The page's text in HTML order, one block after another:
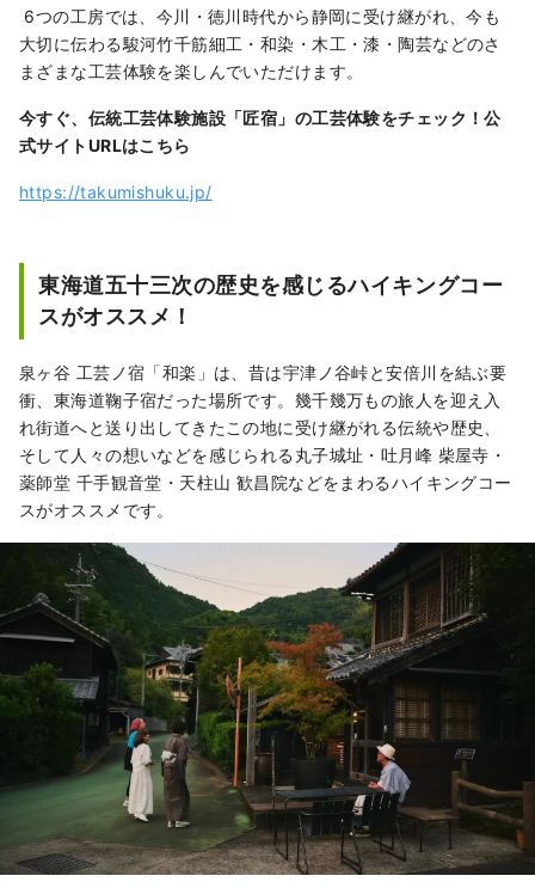
6つの工房では、今川・徳川時代から静岡に受け継がれ、今も
大切に伝わる駿河竹千筋細工・和染・木工・漆・陶芸などのさ
まざまな工芸体験を楽しんでいただけます。
今すぐ、伝統工芸体験施設「匠宿」の工芸体験をチェック！公
式サイトURLはこちら
https://takumishuku.jp/
東海道五十三次の歴史を感じるハイキングコー
スがオススメ！
泉ヶ谷 工芸ノ宿「和楽」は、昔は宇津ノ谷峠と安倍川を結ぶ要
衝、東海道鞠子宿だった場所です。幾千幾万もの旅人を迎え入
れ街道へと送り出してきたこの地に受け継がれる伝統や歴史、
そして人々の想いなどを感じられる丸子城址・吐月峰 柴屋寺・
薬師堂 千手観音堂・天柱山 歓昌院などをまわるハイキングコー
スがオススメです。